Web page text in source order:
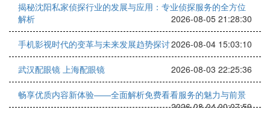
揭秘沈阳私家侦探行业的发展与应用：专业侦探服务的全方位
解析
2026-08-05 21:28:30
手机影视时代的变革与未来发展趋势探讨2026-08-04 15:03:10
武汉配眼镜 上海配眼镜 2026-08-03 22:25:36
畅享优质内容新体验——全面解析免费看看服务的魅力与前景
2026-08-04 00:07:59